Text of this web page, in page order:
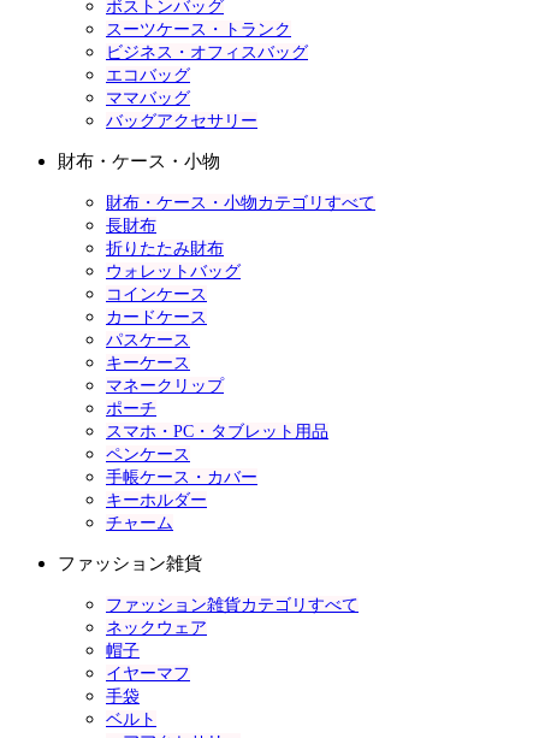
ボストンバッグ
スーツケース・トランク
ビジネス・オフィスバッグ
エコバッグ
ママバッグ
バッグアクセサリー
財布・ケース・小物
財布・ケース・小物カテゴリすべて
長財布
折りたたみ財布
ウォレットバッグ
コインケース
カードケース
パスケース
キーケース
マネークリップ
ポーチ
スマホ・PC・タブレット用品
ペンケース
手帳ケース・カバー
キーホルダー
チャーム
ファッション雑貨
ファッション雑貨カテゴリすべて
ネックウェア
帽子
イヤーマフ
手袋
ベルト